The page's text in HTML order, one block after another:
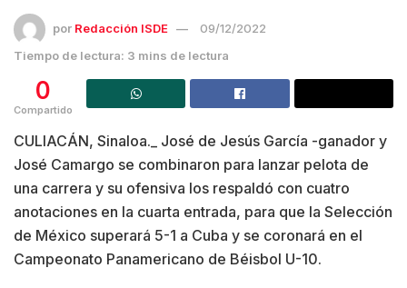
por Redacción ISDE
09/12/2022
Tiempo de lectura: 3 mins de lectura
0
Compartido
CULIACÁN, Sinaloa._ José de Jesús García -ganador y
José Camargo se combinaron para lanzar pelota de
una carrera y su ofensiva los respaldó con cuatro
anotaciones en la cuarta entrada, para que la Selección
de México superará 5-1 a Cuba y se coronará en el
Campeonato Panamericano de Béisbol U-10.